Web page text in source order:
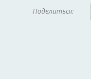
Поделиться: